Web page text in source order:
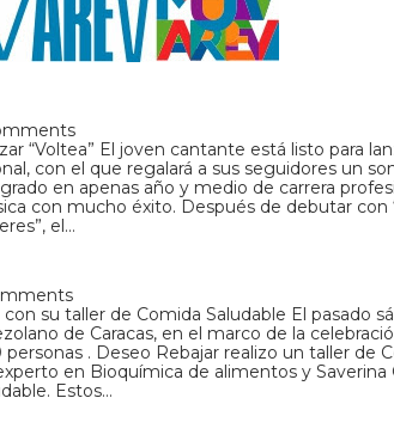
“Voltea” El joven cantante está listo para
con el que regalará a sus seguidores un
en apenas año y medio de carrera
con mucho éxito. Después de debutar con
el…
su taller de Comida Saludable El pasado
de Caracas, en el marco de la
. Deseo Rebajar realizo un taller de
en Bioquímica de alimentos y Saverina
Estos…